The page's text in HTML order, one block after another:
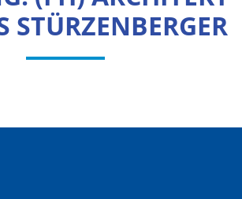
STÜRZENBERGER